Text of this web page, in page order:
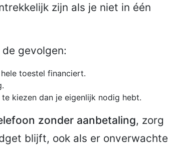
zijn als je niet in één
gevolgen:
toestel financiert.
kiezen dan je eigenlijk nodig hebt.
zonder aanbetaling, zorg
blijft, ook als er onverwachte